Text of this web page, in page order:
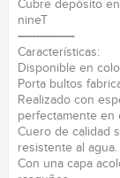
Cubre depósito
nineT
----------------
Características:
Disponible en
Porta bultos
Realizado con
perfectamente en
Cuero de calidad
resistente al agua.
Con una capa